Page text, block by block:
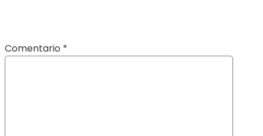
Comentario *